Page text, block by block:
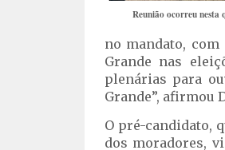
Reunião ocorreu
no mandato,
Grande nas
plenárias para
Grande”, afirmou
O pré-candidato,
dos moradores,